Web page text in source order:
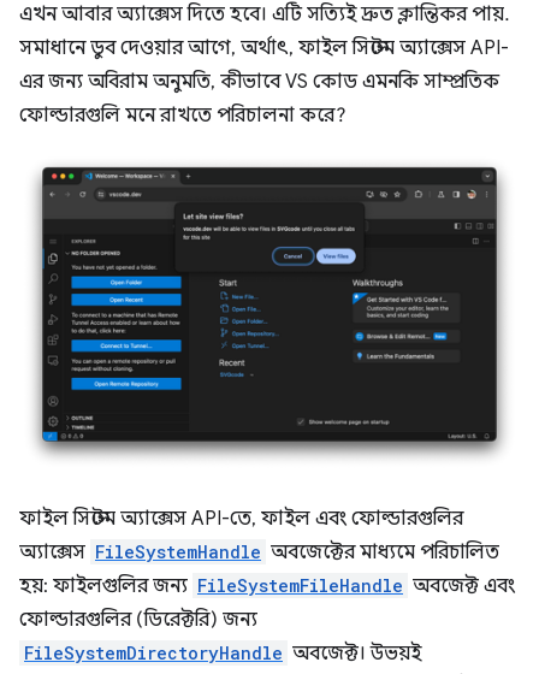
এখন আবার অ্যাক্সেস দিতে হবে। এটি সত্যিই দ্রুত ক্লান্তিকর পায়.
সমাধানে ডুব দেওয়ার আগে, অর্থাৎ, ফাইল সিস্টেম অ্যাক্সেস API-
এর জন্য অবিরাম অনুমতি, কীভাবে VS কোড এমনকি সাম্প্রতিক
ফোল্ডারগুলি মনে রাখতে পরিচালনা করে?
ফাইল সিস্টেম অ্যাক্সেস API-তে, ফাইল এবং ফোল্ডারগুলির
অ্যাক্সেস FileSystemHandle অবজেক্টের মাধ্যমে পরিচালিত
হয়: ফাইলগুলির জন্য FileSystemFileHandle অবজেক্ট এবং
ফোল্ডারগুলির (ডিরেক্টরি) জন্য
FileSystemDirectoryHandle অবজেক্ট। উভয়ই